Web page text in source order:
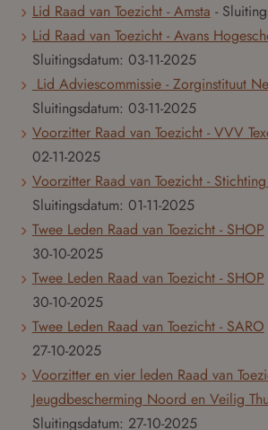
Lid Raad van Toezicht - Amsta -
Lid Raad van Toezicht - Avans
Sluitingsdatum: 03-11-2025
Lid Adviescommissie - Zorginstituut
Sluitingsdatum: 03-11-2025
Voorzitter Raad van Toezicht - VVV
02-11-2025
Voorzitter Raad van Toezicht -
Sluitingsdatum: 01-11-2025
Twee Leden Raad van Toezicht - SHOP
30-10-2025
Twee Leden Raad van Toezicht - SHOP
30-10-2025
Twee Leden Raad van Toezicht - SARO
27-10-2025
Voorzitter en vier leden Raad van
Jeugdbescherming Noord en Veilig
Sluitingsdatum: 27-10-2025